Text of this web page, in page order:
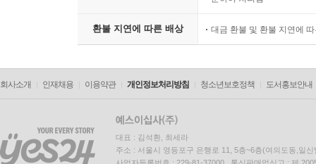
환불 지연에 따른 배상 대금 환불 및 환불 지연에
회사소개 인재채용 이용약관 개인정보처리방침 청소년보호정책 도서홍보안내
대표 : 김석환, 최세라
주소 : 서울시 영등포구 은행로 11, 5층~6층(여의도동,일신